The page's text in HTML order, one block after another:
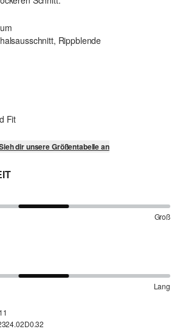
Rippblende
Fit
dir unsere Größentabelle an
Groß
Lang